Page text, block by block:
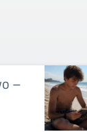
–